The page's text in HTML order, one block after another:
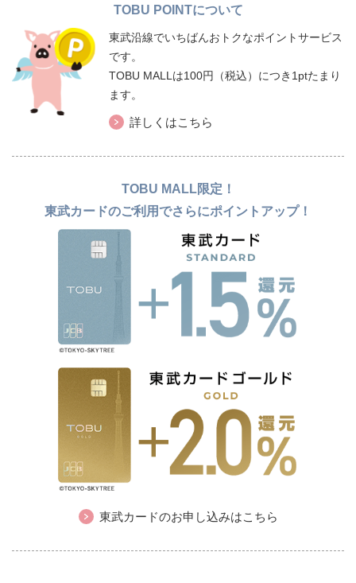
TOBU POINTについて
東武沿線でいちばんおトクなポイントサービス
です。
TOBU MALLは100円（税込）につき1ptたまり
ます。
詳しくはこちら
TOBU MALL限定！
東武カードのご利用でさらにポイントアップ！
東武カードのお申し込みはこちら